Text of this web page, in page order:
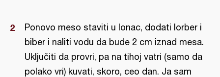
Ponovo meso staviti u lonac, dodati lorber i
biber i naliti vodu da bude 2 cm iznad mesa.
Uključiti da provri, pa na tihoj vatri (samo da
polako vri) kuvati, skoro, ceo dan. Ja sam